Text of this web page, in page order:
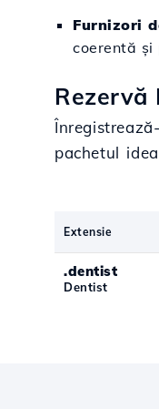
Furnizori
coerentă și
Rezervă
pachetul
Extensie
.dentist
Dentist